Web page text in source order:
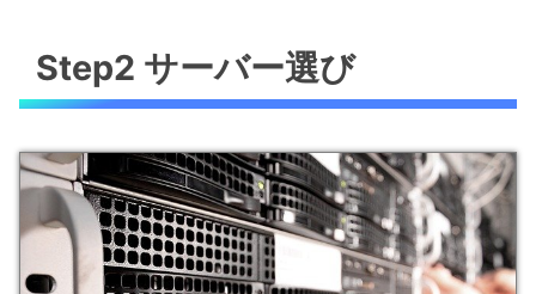
Step2 サーバー選び